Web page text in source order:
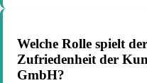
Welche Rolle spielt
Zufriedenheit der
GmbH?